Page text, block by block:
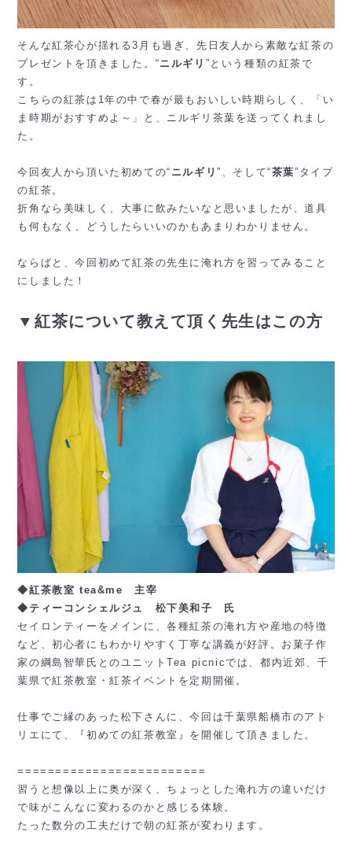
そんな紅茶心が揺れる3月も過ぎ、先日友人から素敵な紅茶の
プレゼントを頂きました。“ニルギリ ”という種類の紅茶で
す。
こちらの紅茶は1年の中で春が最もおいしい時期らしく、「い
ま時期がおすすめよ～」と、ニルギリ茶葉を送ってくれまし
た。
今回友人から頂いた初めての“ ニルギリ”、そして“茶葉”タイプ
の紅茶。
折角なら美味しく、大事に飲みたいなと思いましたが、道具
も何もなく、どうしたらいいのかもあまりわかりません。
ならばと、今回初めて紅茶の先生に淹れ方を習ってみること
にしました！
▼紅茶について教えて頂く先生はこの方
◆紅茶教室 tea&me 主宰
◆ ティーコンシェルジュ 松下美和子 氏
セイロンティーをメインに、各種紅茶の淹れ方や産地の特徴
など、初心者にもわかりやすく丁寧な講義が好評。お菓子作
家の綱島智華氏とのユニットTea picnicでは、都内近郊、千
葉県で紅茶教室・紅茶イベントを定期開催。
仕事でご縁のあった松下さんに、今回は千葉県船橋市のアト
リエにて、『初めての紅茶教室』を開催して頂きました。
=========================
習うと想像以上に奥が深く、ちょっとした淹れ方の違いだけ
で味がこんなに変わるのかと感じる体験。
たった数分の工夫だけで朝の紅茶が変わります。